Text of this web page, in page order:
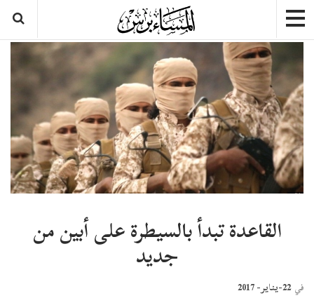
القاعدة تبدأ بالسيطرة على أبين من
جديد
في 22-يناير- 2017